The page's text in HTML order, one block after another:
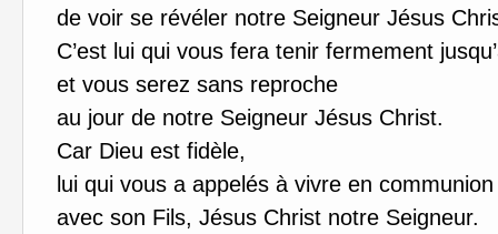
de voir se révéler notre Seigneur Jésus
C’est lui qui vous fera tenir fermement
et vous serez sans reproche
au jour de notre Seigneur Jésus Christ.
Car Dieu est fidèle,
lui qui vous a appelés à vivre en communion
avec son Fils, Jésus Christ notre Seigneur.